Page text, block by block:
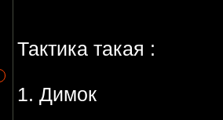
Тактика такая :
1. Димок